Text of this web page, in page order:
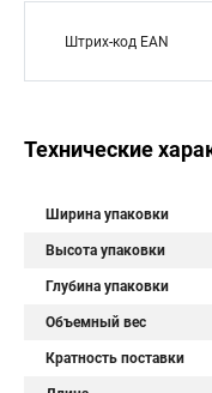
Штрих-код EAN
Технические
Ширина упаковки
Высота упаковки
Глубина упаковки
Объемный вес
Кратность поставки